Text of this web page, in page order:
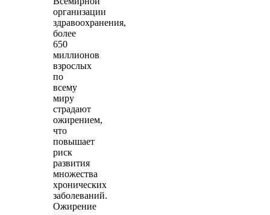
организации
здравоохранения,
более
650
миллионов
взрослых
по
всему
миру
страдают
ожирением,
что
повышает
риск
развития
множества
хронических
заболеваний.
Ожирение